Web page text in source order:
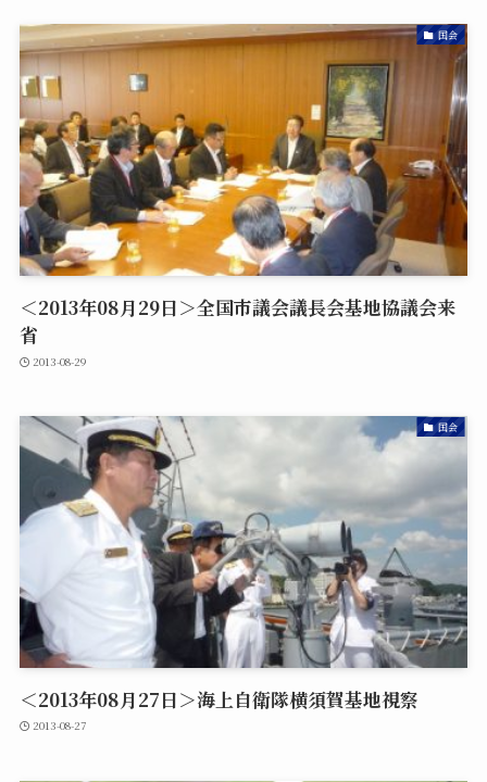
国会
＜2013年08月29日＞全国市議会議長会基地協議会来
省
2013-08-29
国会
＜2013年08月27日＞海上自衛隊横須賀基地視察
2013-08-27